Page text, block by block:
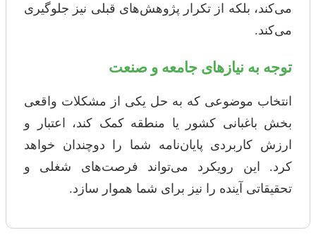
می‌کند، بلکه از تکرار پژوهش‌های قبلی نیز جلوگیری
می‌کند.
توجه به نیازهای جامعه و صنعت
انتخاب موضوعی که به حل یکی از مشکلات واقعی
بخش باغبانی کشور یا منطقه کمک کند، اعتبار و
ارزش کاربردی پایان‌نامه شما را دوچندان خواهد
کرد. این رویکرد می‌تواند فرصت‌های شغلی و
تحقیقاتی آینده را نیز برای شما هموار سازد.